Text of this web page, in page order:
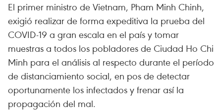
El primer ministro de Vietnam, Pham Minh Chinh,
exigió realizar de forma expeditiva la prueba del
COVID-19 a gran escala en el país y tomar
muestras a todos los pobladores de Ciudad Ho Chi
Minh para el análisis al respecto durante el período
de distanciamiento social, en pos de detectar
oportunamente los infectados y frenar así la
propagación del mal.